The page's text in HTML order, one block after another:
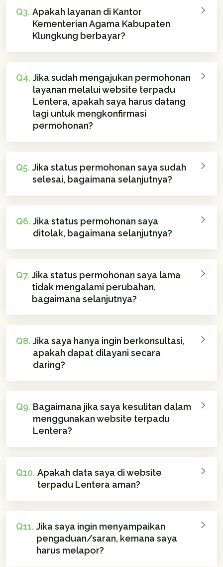
Q3. Apakah layanan di Kantor
Kementerian Agama Kabupaten
Klungkung berbayar?
Q4. Jika sudah mengajukan permohonan
layanan melalui website terpadu
Lentera, apakah saya harus datang
lagi untuk mengkonfirmasi
permohonan?
Q5. Jika status permohonan saya sudah
selesai, bagaimana selanjutnya?
Q6. Jika status permohonan saya
ditolak, bagaimana selanjutnya?
Q7. Jika status permohonan saya lama
tidak mengalami perubahan,
bagaimana selanjutnya?
Q8. Jika saya hanya ingin berkonsultasi,
apakah dapat dilayani secara
daring?
Q9. Bagaimana jika saya kesulitan dalam
menggunakan website terpadu
Lentera?
Q10. Apakah data saya di website
terpadu Lentera aman?
Q11. Jika saya ingin menyampaikan
pengaduan/saran, kemana saya
harus melapor?